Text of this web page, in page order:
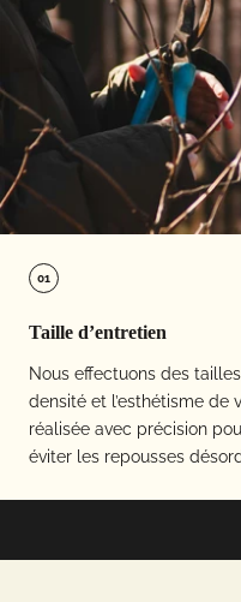
01
Taille d’entretien
Nous effectuons des
densité et l’esthétisme de
réalisée avec précision
éviter les repousses